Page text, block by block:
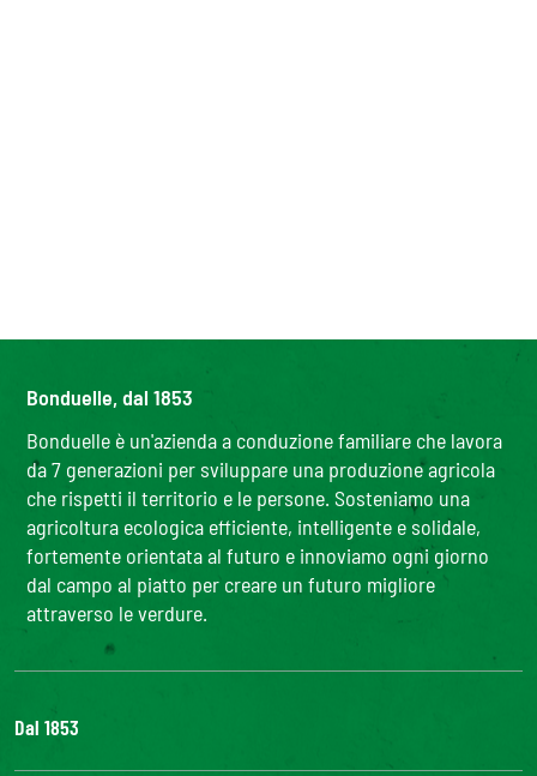
Bonduelle, dal 1853
Bonduelle è un'azienda a conduzione familiare che lavora
da 7 generazioni per sviluppare una produzione agricola
che rispetti il territorio e le persone. Sosteniamo una
agricoltura ecologica efficiente, intelligente e solidale,
fortemente orientata al futuro e innoviamo ogni giorno
dal campo al piatto per creare un futuro migliore
attraverso le verdure.
Dal 1853
Il Gruppo